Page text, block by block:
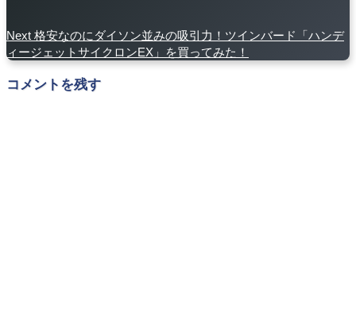
Next 格安なのにダイソン並みの吸引力！ツインバード「ハンデ
ィージェットサイクロンEX」を買ってみた！
コメントを残す